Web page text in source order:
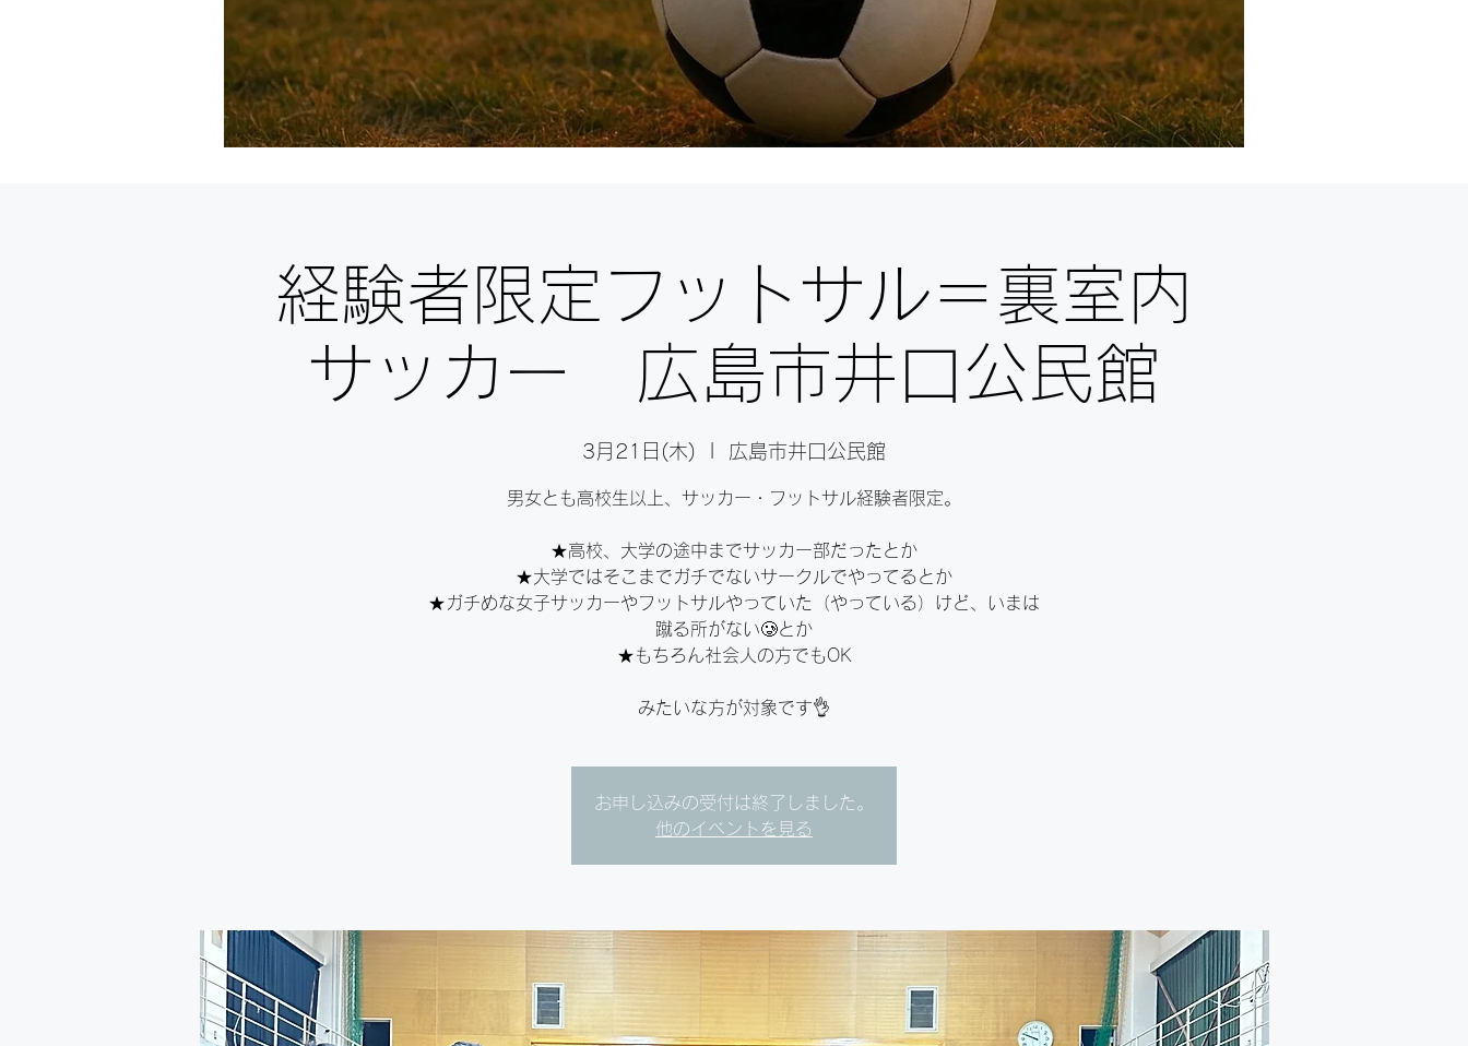
経験者限定フットサル＝裏室内
サッカー 広島市井口公民館
3月21日(木) 広島市井口公民館
男女とも高校生以上、サッカー・フットサル経験者限定。
★高校、大学の途中までサッカー部だったとか⁣
★大学ではそこまでガチでないサークルでやってるとか⁣
★ガチめな女子サッカーやフットサルやっていた（やっている）けど、いまは
蹴る所がない🥲とか⁣
★もちろん社会人の方でもOK⁣
みたいな方が対象です👌⁣
お申し込みの受付は終了しました。
他のイベントを見る